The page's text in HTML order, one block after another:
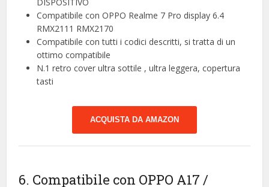
Compatibile con OPPO Realme 7 Pro display 6.4
RMX2111 RMX2170
Compatibile con tutti i codici descritti, si tratta di un
ottimo compatibile
N.1 retro cover ultra sottile , ultra leggera, copertura
tasti
ACQUISTA DA AMAZON
6. Compatibile con OPPO A17 /